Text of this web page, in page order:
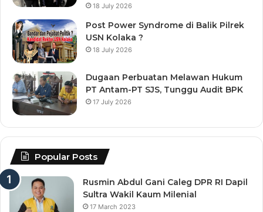
18 July 2026
Post Power Syndrome di Balik Pilrek
USN Kolaka ?
18 July 2026
Dugaan Perbuatan Melawan Hukum
PT Antam-PT SJS, Tunggu Audit BPK
17 July 2026
Popular Posts
Rusmin Abdul Gani Caleg DPR RI Dapil
Sultra Wakil Kaum Milenial
17 March 2023